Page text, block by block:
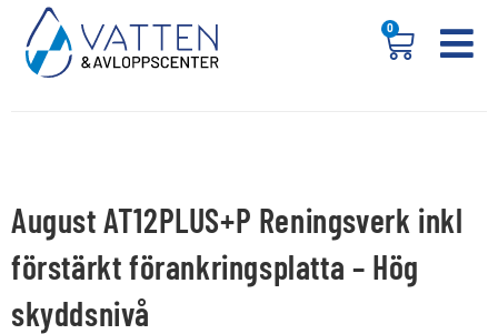
0
August AT12PLUS+P Reningsverk inkl
förstärkt förankringsplatta – Hög
skyddsnivå